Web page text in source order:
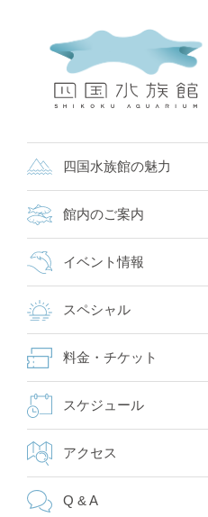
四国水族館の魅力
館内のご案内
イベント情報
スペシャル
料金・チケット
スケジュール
アクセス
Q & A